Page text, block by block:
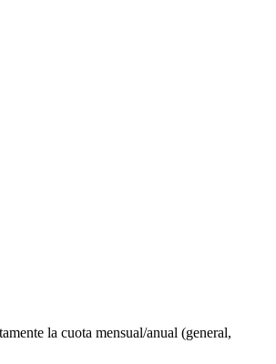
la cuota mensual/anual (general,